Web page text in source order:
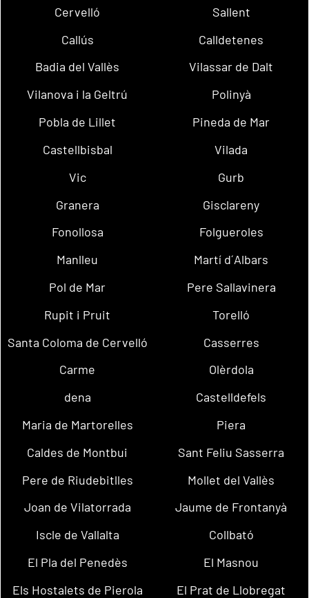
Cervelló
Sallent
Callús
Calldetenes
Badia del Vallès
Vilassar de Dalt
Vilanova i la Geltrú
Polinyà
Pobla de Lillet
Pineda de Mar
Castellbisbal
Vilada
Vic
Gurb
Granera
Gisclareny
Fonollosa
Folgueroles
Manlleu
Martí d´Albars
Pol de Mar
Pere Sallavinera
Rupit i Pruit
Torelló
Santa Coloma de Cervelló
Casserres
Carme
Olèrdola
dena
Castelldefels
Maria de Martorelles
Piera
Caldes de Montbui
Sant Feliu Sasserra
Pere de Riudebitlles
Mollet del Vallès
Joan de Vilatorrada
Jaume de Frontanyà
Iscle de Vallalta
Collbató
El Pla del Penedès
El Masnou
Els Hostalets de Pierola
El Prat de Llobregat